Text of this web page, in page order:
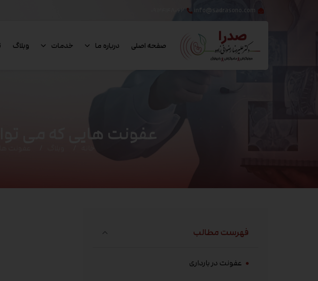
info@sadrasono.com
صفحه اصلی درباره ما خدمات وبلاگ
عفونت هایی که می
فهرست مطالب
عفونت در بارداری